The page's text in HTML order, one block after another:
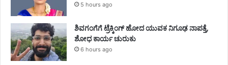
5 hours ago
ಶಿವಗಂಗೆಗೆ ಟ್ರೆಕ್ಕಿಂಗ್‌ ಹೋದ ಯುವಕ ನಿಗೂಢ ನಾಪತ್ತೆ,
ಶೋಧ ಕಾರ್ಯ ಚುರುಕು
6 hours ago